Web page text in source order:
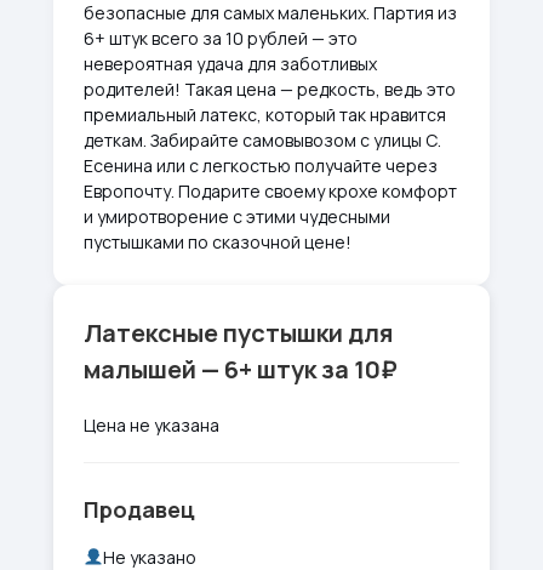
безопасные для самых маленьких. Партия из
6+ штук всего за 10 рублей — это
невероятная удача для заботливых
родителей! Такая цена — редкость, ведь это
премиальный латекс, который так нравится
деткам. Забирайте самовывозом с улицы С.
Есенина или с легкостью получайте через
Европочту. Подарите своему крохе комфорт
и умиротворение с этими чудесными
пустышками по сказочной цене!
Латексные пустышки для
малышей — 6+ штук за 10₽
Цена не указана
Продавец
Не указано